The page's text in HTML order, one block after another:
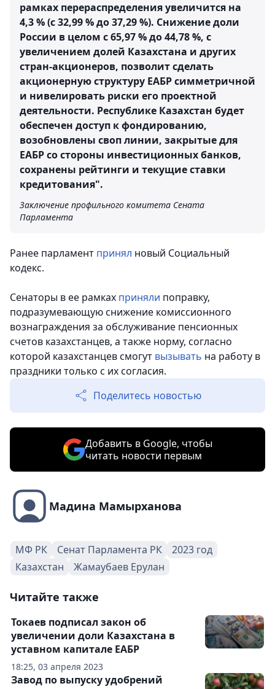
рамках перераспределения увеличится на
4,3 % (с 32,99 % до 37,29 %). Снижение доли
России в целом с 65,97 % до 44,78 %, с
увеличением долей Казахстана и других
стран-акционеров, позволит сделать
акционерную структуру ЕАБР симметричной
и нивелировать риски его проектной
деятельности. Республике Казахстан будет
обеспечен доступ к фондированию,
возобновлены своп линии, закрытые для
ЕАБР со стороны инвестиционных банков,
сохранены рейтинги и текущие ставки
кредитования".
Заключение профильного комитета Сената
Парламента
Ранее парламент принял новый Социальный
кодекс.
Сенаторы в ее рамках приняли поправку,
подразумевающую снижение комиссионного
вознаграждения за обслуживание пенсионных
счетов казахстанцев, а также норму, согласно
которой казахстанцев смогут вызывать на работу в
праздники только с их согласия.
Поделитесь новостью
Добавить в Google, чтобы
читать новости первым
Мадина Мамырханова
МФ РК Сенат Парламента РК
2023 год
Казахстан
Жамаубаев Ерулан
Читайте также
18:25, 03 апреля 2023
Токаев подписал закон об
увеличении доли Казахстана в
уставном капитале ЕАБР
Завод по выпуску удобрений